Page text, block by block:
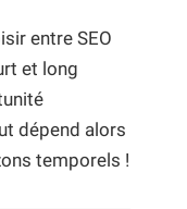
entre SEO
et long
dépend alors
temporels !